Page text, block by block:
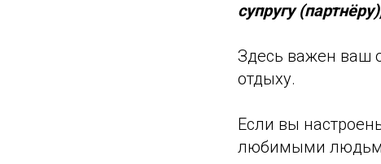
супругу
Здесь важен ваш
отдыху.
Если вы
любимыми